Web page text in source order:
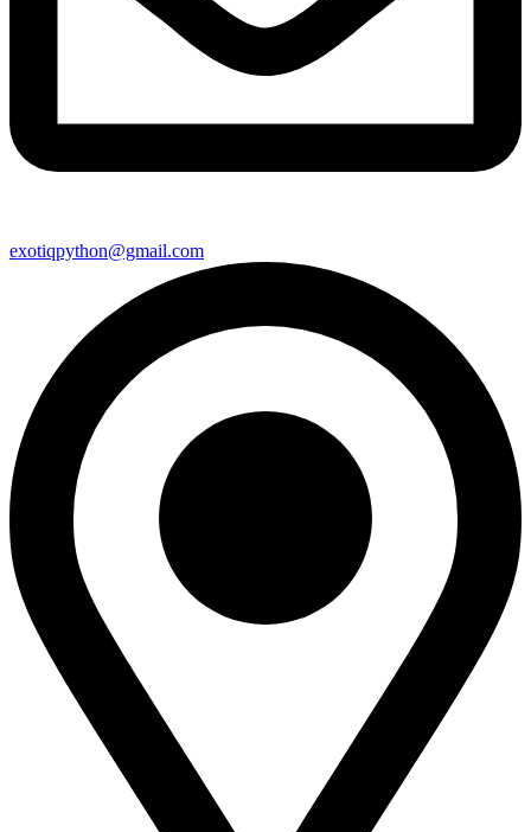
exotiqpython@gmail.com